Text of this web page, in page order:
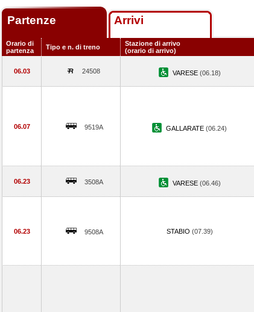
Partenze Arrivi
Orario di
partenza
Tipo e n. di treno
Stazione di arrivo
(orario di arrivo)
06.03 24508 VARESE (06.18)
06.07 9519A GALLARATE (06.24)
06.23 3508A VARESE (06.46)
06.23 9508A STABIO (07.39)